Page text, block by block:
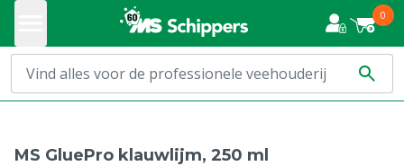
0
MS GluePro klauwlijm, 250 ml